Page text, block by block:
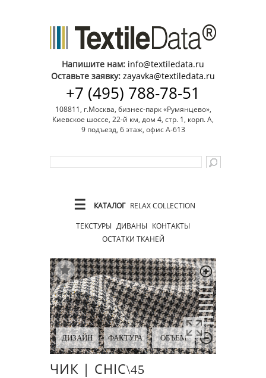
Напишите нам: info@textiledata.ru
Оставьте заявку: zayavka@textiledata.ru
+7 (495) 788-78-51
108811, г.Москва, бизнес-парк «Румянцево»,
Киевское шоссе, 22-й км, дом 4, стр. 1, корп. А,
9 подъезд, 6 этаж, офис А-613
☰ КАТАЛОГ RELAX COLLECTION
ТЕКСТУРЫ ДИВАНЫ КОНТАКТЫ
ОСТАТКИ ТКАНЕЙ
ДИЗАЙН ФАКТУРА ОБЪЕМ
ЧИК | CHIC\​45